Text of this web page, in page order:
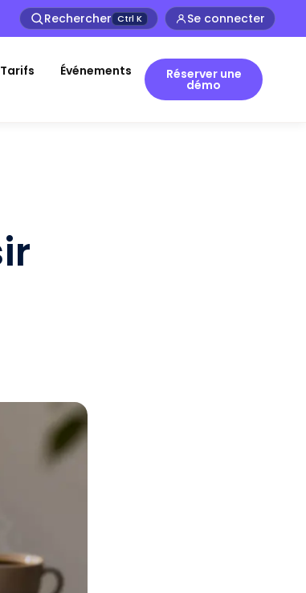
Rechercher Ctrl K Se connecter
Tarifs Événements Réserver une
démo